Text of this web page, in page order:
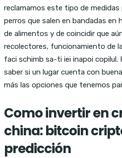
reclamamos este tipo de medidas
perros que salen en bandadas en
de alimentos y de coincidir que
recolectores, funcionamiento de
faci schimb sa-ti iei inapoi copilul.
saber si un lugar cuenta con
más las opciones que tenemos
Como invertir en
china: bitcoin
predicción